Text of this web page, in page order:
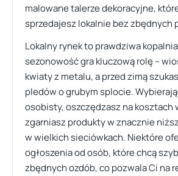
malowane talerze dekoracyjne,
sprzedajesz lokalnie bez zbędnych
Lokalny rynek to prawdziwa
sezonowość gra kluczową rolę –
kwiaty z metalu, a przed zimą
pledów o grubym splocie.
osobisty, oszczędzasz na kosztach
zgarniasz produkty w znacznie
w wielkich sieciówkach. Niektóre
ogłoszenia od osób, które chcą
zbędnych ozdób, co pozwala Ci na